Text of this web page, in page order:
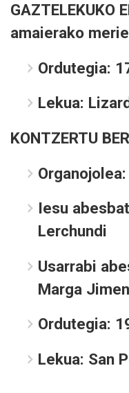
GAZTELEKUKO
amaierako
Ordutegia:
Lekua:
KONTZERTU
Iesu
Lerchundi
Usarrabi
Marga
Ordutegia:
Lekua: San